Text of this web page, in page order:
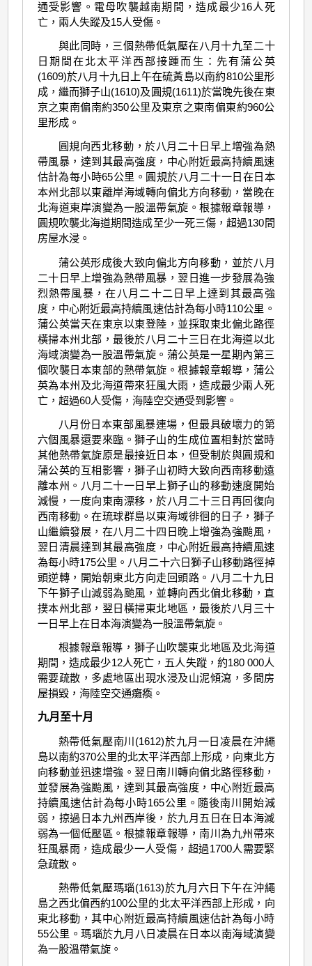
通受影響。電母吹襲越南期間，造成最少16人死
亡，兩人失蹤及15人受傷。
與此同時，三個熱帶低氣壓在八月十九至二十
日期間在北太平洋西部接踵而生：先有蒲公英
(1609)於八月十九日上午在硫黃島以南約810公里形
成，繼而獅子山(1610)及圓規(1611)於當晚先後在東
京之東南偏南約350公里及東京之東南偏東約960公
里形成。
圓規向西北移動，於八月二十日早上增強為熱
帶風暴，達到其最高強度，中心附近最高持續風速
估計為每小時65公里。圓規於八月二十一日在日本
本州北部以東離岸海域轉向偏北方向移動，當晚在
北海道東岸演變為一股溫帶氣旋。根據報章報導，
圓規吹襲北海道期間造成至少一死三傷，超過130間
房屋水浸。
蒲公英形成後大致向偏北方向移動，並於八月
二十日早上增強為熱帶風暴，翌日進一步發展為強
烈熱帶風暴，在八月二十二日早上達到其最高強
度，中心附近最高持續風速估計為每小時110公里。
蒲公英當天在東京以東登陸，並採取東北偏北路徑
橫掃本州北部，最後於八月二十三日在北海道以北
海域演變為一股溫帶氣旋。蒲公英是一星期內第三
個吹襲日本東部的熱帶氣旋。根據報章報導，蒲公
英為本州及北海道帶來狂風大雨，造成最少兩人死
亡，超過60人受傷，海陸空交通受到影響。
八月份日本東部風暴連場，但最具破壞力的第
六個風暴還要來臨。獅子山的生成位置相對於當時
其他熱帶氣旋原是最接近日本，但受制於與圓規和
蒲公英的互相影響，獅子山初時大致向西南移動遠
離本州。八月二十一日早上獅子山的移動速度開始
減慢，一度向東南漂移，於八月二十三日再回復向
西南移動。在琉球群島以東海域徘徊的日子，獅子
山繼續發展，在八月二十四日晚上增強為強颱風，
翌日清晨達到其最高強度，中心附近最高持續風速
為每小時175公里。八月二十六日獅子山移動路徑掉
頭逆轉，開始朝東北方向走回頭路。八月二十九日
下午獅子山減弱為颱風，並轉向西北偏北移動，直
撲本州北部，翌日橫掃東北地區，最後於八月三十
一日早上在日本海演變為一股溫帶氣旋。
根據報章報導，獅子山吹襲東北地區及北海道
期間，造成最少12人死亡，五人失蹤，約180 000人
需要疏散，多處地區出現水浸及山泥傾瀉，多間房
屋損毀，海陸空交通癱瘓。
九月至十月
熱帶低氣壓南川(1612)於九月一日凌晨在沖繩
島以南約370公里的北太平洋西部上形成，向東北方
向移動並迅速增強。翌日南川轉向偏北路徑移動，
並發展為強颱風，達到其最高強度，中心附近最高
持續風速估計為每小時165公里。隨後南川開始減
弱，掠過日本九州西岸後，於九月五日在日本海減
弱為一個低壓區。根據報章報導，南川為九州帶來
狂風暴雨，造成最少一人受傷，超過1700人需要緊
急疏散。
熱帶低氣壓瑪瑙(1613)於九月六日下午在沖繩
島之西北偏西約100公里的北太平洋西部上形成，向
東北移動，其中心附近最高持續風速估計為每小時
55公里。瑪瑙於九月八日凌晨在日本以南海域演變
為一股溫帶氣旋。